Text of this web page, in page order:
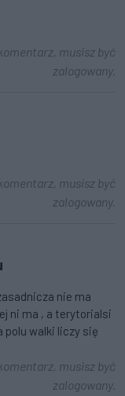
musisz być
zalogowany.
musisz być
zalogowany.
nie ma
ni ma , a terytorialsi
polu walki liczy się
musisz być
zalogowany.